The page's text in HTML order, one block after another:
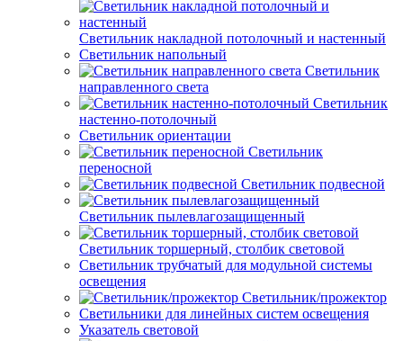
Светильник накладной потолочный и настенный
Светильник напольный
Светильник
направленного света
Светильник
настенно-потолочный
Светильник ориентации
Светильник
переносной
Светильник подвесной
Светильник пылевлагозащищенный
Светильник торшерный, столбик световой
Светильник трубчатый для модульной системы
освещения
Светильник/прожектор
Светильники для линейных систем освещения
Указатель световой